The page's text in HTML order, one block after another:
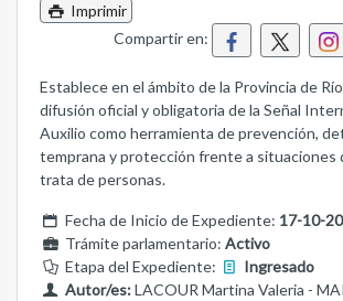
Imprimir
Compartir en:
Establece en el ámbito de la Provincia de
difusión oficial y obligatoria de la Señal
Auxilio como herramienta de prevención,
temprana y protección frente a situaciones
trata de personas.
Fecha de Inicio de Expediente: 17-10-
Trámite parlamentario: Activo
Etapa del Expediente:
Ingresado
Autor/es:LACOUR Martina Valeria -